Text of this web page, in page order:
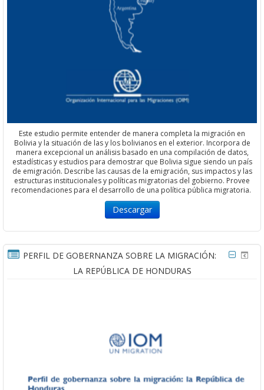
Este estudio permite entender de manera completa la migración en
Bolivia y la situación de las y los bolivianos en el exterior. Incorpora de
manera excepcional un análisis basado en una compilación de datos,
estadísticas y estudios para demostrar que Bolivia sigue siendo un país
de emigración. Describe las causas de la emigración, sus impactos y las
estructuras institucionales y políticas migratorias del gobierno. Provee
recomendaciones para el desarrollo de una política pública migratoria.
Descargar
PERFIL DE GOBERNANZA SOBRE LA MIGRACIÓN:
LA REPÚBLICA DE HONDURAS